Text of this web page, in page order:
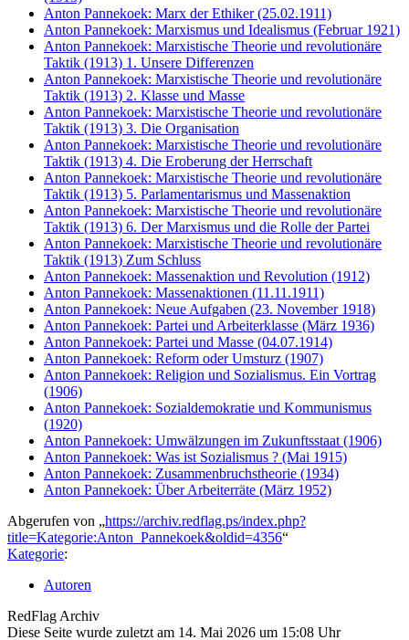
Anton Pannekoek: Marx der Ethiker (25.02.1911)
Anton Pannekoek: Marxismus und Idealismus (Februar 1921)
Anton Pannekoek: Marxistische Theorie und revolutionäre
Taktik (1913) 1. Unsere Differenzen
Anton Pannekoek: Marxistische Theorie und revolutionäre
Taktik (1913) 2. Klasse und Masse
Anton Pannekoek: Marxistische Theorie und revolutionäre
Taktik (1913) 3. Die Organisation
Anton Pannekoek: Marxistische Theorie und revolutionäre
Taktik (1913) 4. Die Eroberung der Herrschaft
Anton Pannekoek: Marxistische Theorie und revolutionäre
Taktik (1913) 5. Parlamentarismus und Massenaktion
Anton Pannekoek: Marxistische Theorie und revolutionäre
Taktik (1913) 6. Der Marxismus und die Rolle der Partei
Anton Pannekoek: Marxistische Theorie und revolutionäre
Taktik (1913) Zum Schluss
Anton Pannekoek: Massenaktion und Revolution (1912)
Anton Pannekoek: Massenaktionen (11.11.1911)
Anton Pannekoek: Neue Aufgaben (23. November 1918)
Anton Pannekoek: Partei und Arbeiterklasse (März 1936)
Anton Pannekoek: Partei und Masse (04.07.1914)
Anton Pannekoek: Reform oder Umsturz (1907)
Anton Pannekoek: Religion und Sozialismus. Ein Vortrag
(1906)
Anton Pannekoek: Sozialdemokratie und Kommunismus
(1920)
Anton Pannekoek: Umwälzungen im Zukunftsstaat (1906)
Anton Pannekoek: Was ist Sozialismus ? (Mai 1915)
Anton Pannekoek: Zusammenbruchstheorie (1934)
Anton Pannekoek: Über Arbeiterräte (März 1952)
Abgerufen von „https://archiv.redflag.ps/index.php?
title=Kategorie:Anton_Pannekoek&oldid=4356“
Kategorie:
Autoren
RedFlag Archiv
Diese Seite wurde zuletzt am 14. Mai 2026 um 15:08 Uhr